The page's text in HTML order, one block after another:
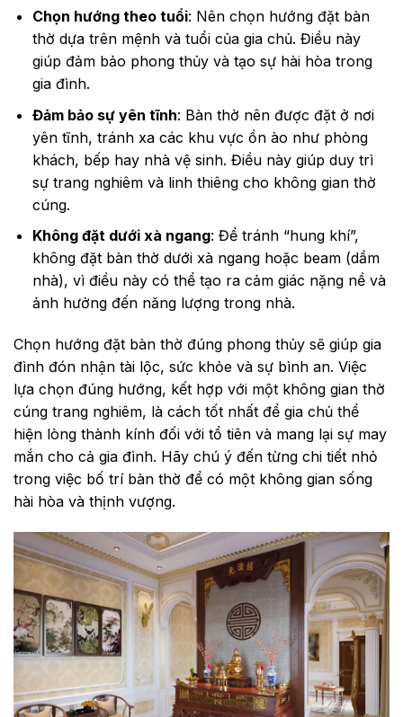
Chọn hướng theo tuổi: Nên chọn hướng đặt bàn
thờ dựa trên mệnh và tuổi của gia chủ. Điều này
giúp đảm bảo phong thủy và tạo sự hài hòa trong
gia đình.
Đảm bảo sự yên tĩnh: Bàn thờ nên được đặt ở nơi
yên tĩnh, tránh xa các khu vực ồn ào như phòng
khách, bếp hay nhà vệ sinh. Điều này giúp duy trì
sự trang nghiêm và linh thiêng cho không gian thờ
cúng.
Không đặt dưới xà ngang: Để tránh “hung khí”,
không đặt bàn thờ dưới xà ngang hoặc beam (dầm
nhà), vì điều này có thể tạo ra cảm giác nặng nề và
ảnh hưởng đến năng lượng trong nhà.
Chọn hướng đặt bàn thờ đúng phong thủy sẽ giúp gia
đình đón nhận tài lộc, sức khỏe và sự bình an. Việc
lựa chọn đúng hướng, kết hợp với một không gian thờ
cúng trang nghiêm, là cách tốt nhất để gia chủ thể
hiện lòng thành kính đối với tổ tiên và mang lại sự may
mắn cho cả gia đình. Hãy chú ý đến từng chi tiết nhỏ
trong việc bố trí bàn thờ để có một không gian sống
hài hòa và thịnh vượng.